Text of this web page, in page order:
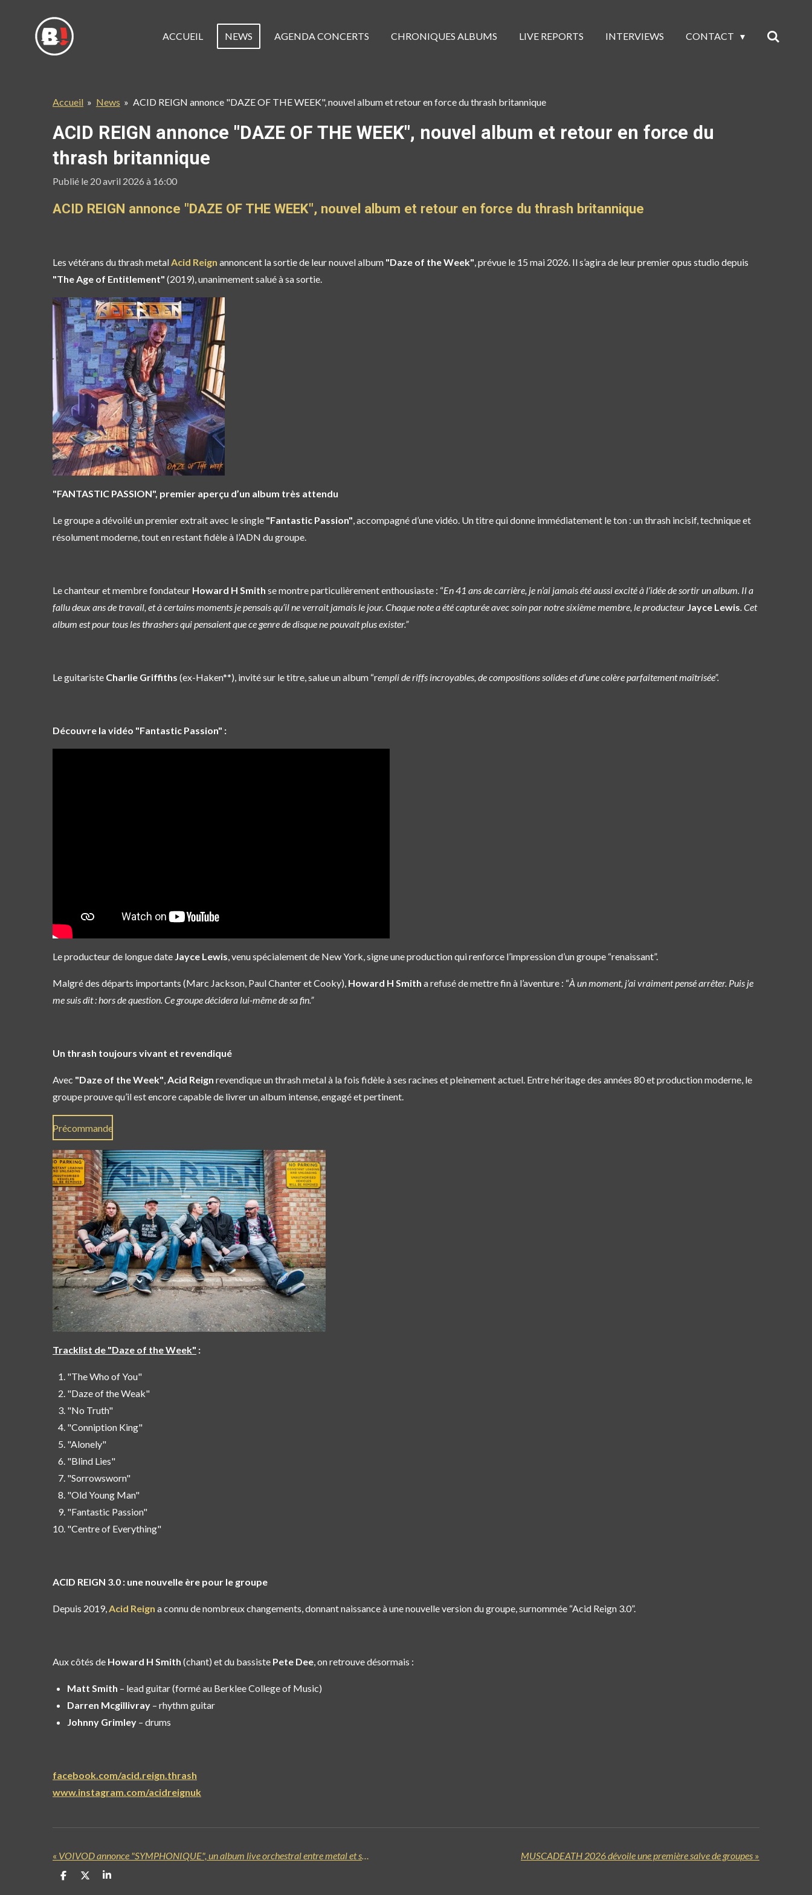
contenu
ACCUEIL NEWS AGENDA CONCERTS CHRONIQUES ALBUMS LIVE REPORTS INTERVIEWS CONTACT
Accueil » News » ACID REIGN annonce "DAZE OF THE WEEK", nouvel album et retour en force du thrash britannique
ACID REIGN annonce "DAZE OF THE WEEK", nouvel album et retour en force du
thrash britannique
Publié le 20 avril 2026 à 16:00
ACID REIGN annonce "DAZE OF THE WEEK", nouvel album et retour en force du thrash britannique
Les vétérans du thrash metalAcid Reign annoncent la sortie de leur nouvel album "Daze of the Week", prévue le 15 mai 2026. Il s’agira de leur premier opus studio depuis
"The Age of Entitlement" (2019), unanimement salué à sa sortie.
"FANTASTIC PASSION", premier aperçu d’un album très attendu
Le groupe a dévoilé un premier extrait avec le single "Fantastic Passion", accompagné d’une vidéo. Un titre qui donne immédiatement le ton : un thrash incisif, technique et
résolument moderne, tout en restant fidèle à l’ADN du groupe.
Le chanteur et membre fondateur Howard H Smith se montre particulièrement enthousiaste : “En 41 ans de carrière, je n’ai jamais été aussi excité à l’idée de sortir un album. Il a
fallu deux ans de travail, et à certains moments je pensais qu’il ne verrait jamais le jour. Chaque note a été capturée avec soin par notre sixième membre, le producteur Jayce Lewis. Cet
album est pour tous les thrashers qui pensaient que ce genre de disque ne pouvait plus exister.”
Le guitariste Charlie Griffiths (ex-Haken**), invité sur le titre, salue un album “rempli de riffs incroyables, de compositions solides et d’une colère parfaitement maîtrisée”.
Découvre la vidéo "Fantastic Passion" :
Le producteur de longue date Jayce Lewis, venu spécialement de New York, signe une production qui renforce l’impression d’un groupe “renaissant”.
Malgré des départs importants (Marc Jackson, Paul Chanter et Cooky), Howard H Smith a refusé de mettre fin à l’aventure : “À un moment, j’ai vraiment pensé arrêter. Puis je
me suis dit : hors de question. Ce groupe décidera lui-même de sa fin.”
Un thrash toujours vivant et revendiqué
Avec "Daze of the Week",Acid Reign revendique un thrash metal à la fois fidèle à ses racines et pleinement actuel. Entre héritage des années 80 et production moderne, le
groupe prouve qu’il est encore capable de livrer un album intense, engagé et pertinent.
Précommande
Tracklist de "Daze of the Week" :
"The Who of You"
"Daze of the Weak"
"No Truth"
"Conniption King"
"Alonely"
"Blind Lies"
"Sorrowsworn"
"Old Young Man"
"Fantastic Passion"
"Centre of Everything"
ACID REIGN 3.0 : une nouvelle ère pour le groupe
Depuis 2019,Acid Reign a connu de nombreux changements, donnant naissance à une nouvelle version du groupe, surnommée “Acid Reign 3.0”.
Aux côtés de Howard H Smith (chant) et du bassiste Pete Dee, on retrouve désormais :
Matt Smith – lead guitar (formé au Berklee College of Music)
Darren Mcgillivray – rhythm guitar
Johnny Grimley – drums
facebook.com/acid.reign.thrash
www.instagram.com/acidreignuk
« VOIVOD annonce "SYMPHONIQUE", un album live orchestral entre metal et symphonie MUSCADEATH 2026 dévoile une première salve de groupes »
P
P
P